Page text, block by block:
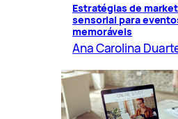
Estratégias de
sensorial para
memoráveis
Ana Carolina